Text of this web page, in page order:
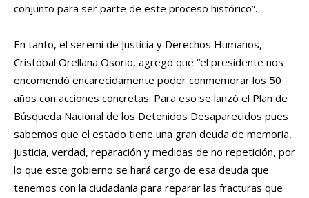
conjunto para ser parte de este proceso histórico”.
En tanto, el seremi de Justicia y Derechos Humanos,
Cristóbal Orellana Osorio, agregó que “el presidente nos
encomendó encarecidamente poder conmemorar los 50
años con acciones concretas. Para eso se lanzó el Plan de
Búsqueda Nacional de los Detenidos Desaparecidos pues
sabemos que el estado tiene una gran deuda de memoria,
justicia, verdad, reparación y medidas de no repetición, por
lo que este gobierno se hará cargo de esa deuda que
tenemos con la ciudadanía para reparar las fracturas que